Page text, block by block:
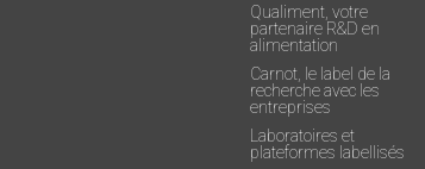
Qualiment, votre
partenaire R&D en
alimentation
Carnot, le label de la
recherche avec les
entreprises
Laboratoires et
plateformes labellisés